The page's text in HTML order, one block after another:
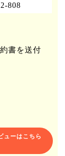
808
書を送付
ューはこちら